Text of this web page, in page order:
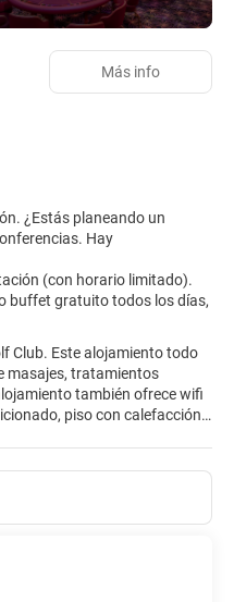
Club. Este alojamiento todo
masajes, tratamientos
también ofrece wifi
piso con calefacción y
y platillos especiales,
(con horario limitado).
buffet gratuito todos los días,
¿Estás planeando un
Hay
Más info